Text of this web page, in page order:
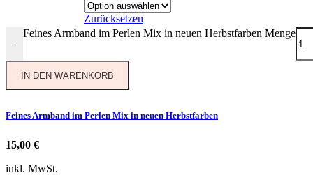
Zurücksetzen
-
Feines Armband im Perlen Mix in neuen Herbstfarben Menge
IN DEN WARENKORB
Feines Armband im Perlen Mix in neuen Herbstfarben
15,00 €
inkl. MwSt.